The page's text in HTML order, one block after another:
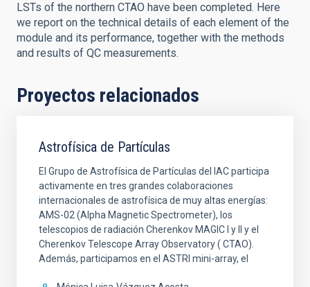
LSTs of the northern CTAO have been completed. Here
we report on the technical details of each element of the
module and its performance, together with the methods
and results of QC measurements.
Proyectos relacionados
Astrofísica de Partículas
El Grupo de Astrofísica de Partículas del IAC participa
activamente en tres grandes colaboraciones
internacionales de astrofísica de muy altas energías:
AMS-02 (Alpha Magnetic Spectrometer), los
telescopios de radiación Cherenkov MAGIC I y II y el
Cherenkov Telescope Array Observatory ( CTAO).
Además, participamos en el ASTRI mini-array, el